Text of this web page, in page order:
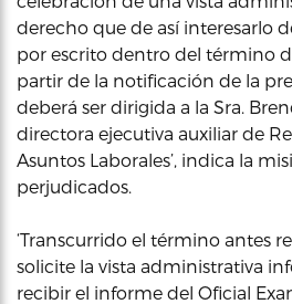
derecho que de así interesarlo
por escrito dentro del término
partir de la notificación de la
deberá ser dirigida a la Sra.
directora ejecutiva auxiliar de
Asuntos Laborales’, indica la
perjudicados.
‘Transcurrido el término antes
solicite la vista administrativa
recibir el informe del Oficial